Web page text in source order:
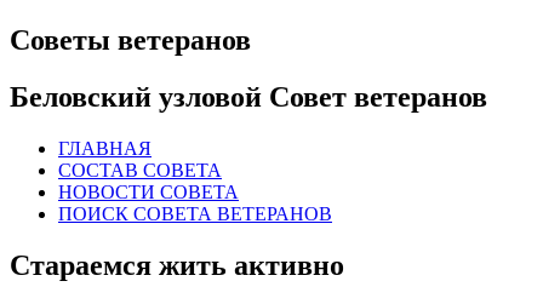
Советы ветеранов
Беловский узловой Совет ветеранов
ГЛАВНАЯ
СОСТАВ СОВЕТА
НОВОСТИ СОВЕТА
ПОИСК СОВЕТА ВЕТЕРАНОВ
Стараемся жить активно